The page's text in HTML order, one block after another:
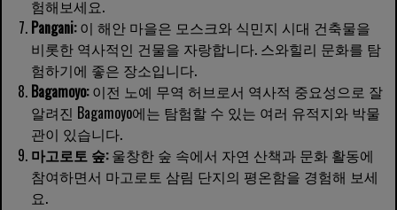
험해보세요.
Pangani:이 해안 마을은 모스크와 식민지 시대 건축물을
비롯한 역사적인 건물을 자랑합니다. 스와힐리 문화를 탐
험하기에 좋은 장소입니다.
Bagamoyo:이전 노예 무역 허브로서 역사적 중요성으로 잘
알려진 Bagamoyo에는 탐험할 수 있는 여러 유적지와 박물
관이 있습니다.
마고로토 숲:울창한 숲 속에서 자연 산책과 문화 활동에
참여하면서 마고로토 삼림 단지의 평온함을 경험해 보세
요.